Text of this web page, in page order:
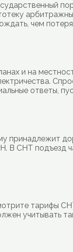
чем
и на
ответы,
принадлежит
В СНТ
тарифы
учитывать